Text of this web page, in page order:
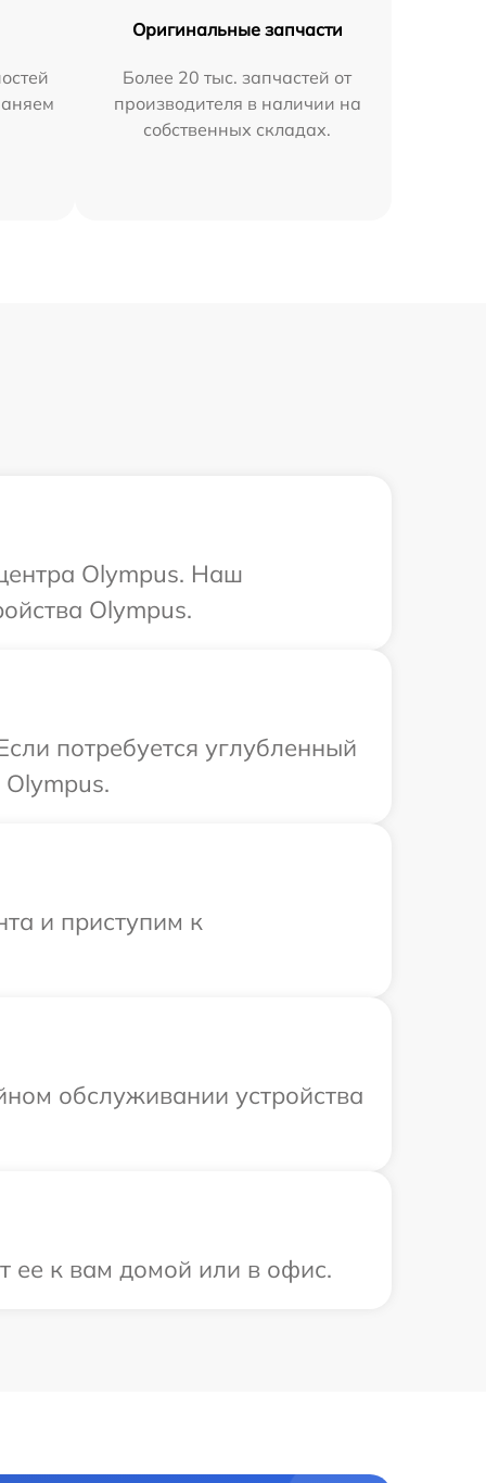
Оригинальные запчасти
Более 20 тыс. запчастей от
производителя в наличии на
собственных складах.
Olympus. Наш
Olympus.
потребуется углубленный
и приступим к
обслуживании устройства
ее к вам домой или в офис.